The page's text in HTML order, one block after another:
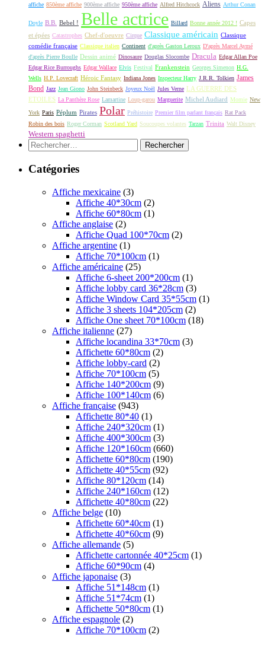
affiche 850ème affiche 900ème affiche 950ème affiche Alfred Hitchcock Aliens Arthur Conan
Doyle B.B. Bebel ! Belle actrice Billard Bonne année 2012 ! Capes
et épées Catastrophes Chef-d'oeuvre Cirque Classique américain Classique
comédie française Classique italien Continent d'après Gaston Leroux D'après Marcel Aymé
d'après Pierre Boulle Dessin animé Dinosaure Douglas Slocombe Dracula Edgar Allan Poe
Edgar Rice Burroughs Edgar Wallace Elvis Festival Frankenstein Georges Simenon H.G.
Wells H.P. Lovecraft Héroic Fantasy Indiana Jones Inspecteur Harry J.R.R. Tolkien James
Bond Jazz Jean Giono John Steinbeck Joyeux Noël Jules Verne LA GUERRE DES
ETOILES La Panthère Rose Lamartine Loup-garou Marguerite Michel Audiard Momie New
York Paris Péplum Pirates Polar Préhistoire Premier film parlant français Rat Pack
Robin des bois Roger Corman Scotland Yard Soucoupes volantes Tarzan Trinita Walt Disney
Western spaghetti
Rechercher :
Catégories
Affiche mexicaine (3)
Affiche 40*30cm (2)
Affiche 60*80cm (1)
Affiche anglaise (2)
Affiche Quad 100*70cm (2)
Affiche argentine (1)
Affiche 70*100cm (1)
Affiche américaine (25)
Affiche 6-sheet 200*200cm (1)
Affiche lobby card 36*28cm (3)
Affiche Window Card 35*55cm (1)
Affiche 3 sheets 104*205cm (2)
Affiche One sheet 70*100cm (18)
Affiche italienne (27)
Affiche locandina 33*70cm (3)
Affichette 60*80cm (2)
Affiche lobby-card (2)
Affiche 70*100cm (5)
Affiche 140*200cm (9)
Affiche 100*140cm (6)
Affiche française (943)
Affichette 80*40 (1)
Affiche 240*320cm (1)
Affiche 400*300cm (3)
Affiche 120*160cm (660)
Affichette 60*80cm (190)
Affichette 40*55cm (92)
Affiche 80*120cm (14)
Affiche 240*160cm (12)
Affichette 40*80cm (22)
Affiche belge (10)
Affichette 60*40cm (1)
Affichette 40*60cm (9)
Affiche allemande (5)
Affichette cartonnée 40*25cm (1)
Affiche 60*90cm (4)
Affiche japonaise (3)
Affiche 51*148cm (1)
Affiche 51*74cm (1)
Affichette 50*80cm (1)
Affiche espagnole (2)
Affiche 70*100cm (2)